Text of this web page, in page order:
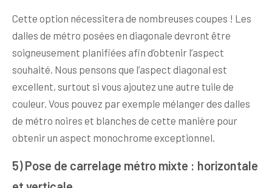
Cette option nécessitera de nombreuses coupes ! Les
dalles de métro posées en diagonale devront être
soigneusement planifiées afin d’obtenir l’aspect
souhaité. Nous pensons que l’aspect diagonal est
excellent, surtout si vous ajoutez une autre tuile de
couleur. Vous pouvez par exemple mélanger des dalles
de métro noires et blanches de cette manière pour
obtenir un aspect monochrome exceptionnel.
5) Pose de carrelage métro mixte : horizontale